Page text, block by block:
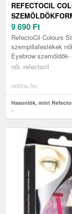
REFECTOCIL
9 690 Ft
RefectoCil Colours
szempillafestékek
Eyebrow
női, refectocil
notino.hu
Hasonlók, mint